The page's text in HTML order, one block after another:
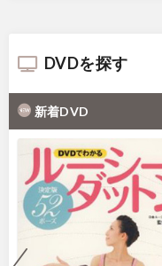
DVDを探す
新着DVD